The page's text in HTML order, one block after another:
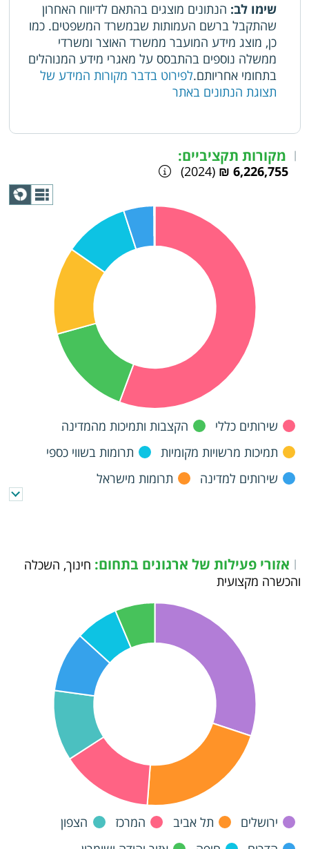
שימו לב: הנתונים מוצגים בהתאם לדיווח האחרון
שהתקבל ברשם העמותות שבמשרד המשפטים. כמו
כן, מוצג מידע המועבר ממשרד האוצר ומשרדי
ממשלה נוספים בהתבסס על מאגרי מידע המנוהלים
בתחומי אחריותם.לפירוט בדבר מקורות המידע של
תצוגת הנתונים באתר
| מקורות תקציביים:
6,226,755 ₪
(2024)
שירותים כללי
הקצבות ותמיכות מהמדינה
תמיכות מרשויות מקומיות
תרומות בשווי כספי
שירותים למדינה
תרומות מישראל
| אזורי פעילות של ארגונים בתחום: חינוך, השכלה
והכשרה מקצועית
ירושלים תל אביב המרכז
הצפון